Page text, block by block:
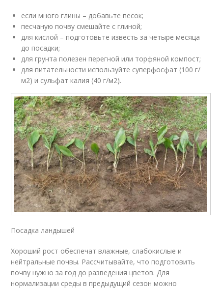
если много глины – добавьте песок;
песчаную почву смешайте с глиной;
для кислой – подготовьте известь за четыре месяца
до посадки;
для грунта полезен перегной или торфяной компост;
для питательности используйте суперфосфат (100 г/
м2) и сульфат калия (40 г/м2).
Посадка ландышей
Хороший рост обеспечат влажные, слабокислые и
нейтральные почвы. Рассчитывайте, что подготовить
почву нужно за год до разведения цветов. Для
нормализации среды в предыдущий сезон можно